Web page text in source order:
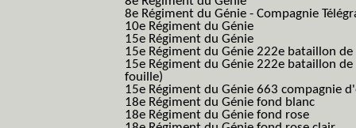
8e Régiment du Génie - Compagnie
10e Régiment du Génie
15e Régiment du Génie
15e Régiment du Génie 222e bataillon
15e Régiment du Génie 222e bataillon
fouille)
15e Régiment du Génie 663 compagnie
18e Régiment du Génie fond blanc
18e Régiment du Génie fond rose